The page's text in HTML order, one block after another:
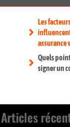
Les
assurance
Quels
signer un
Articles